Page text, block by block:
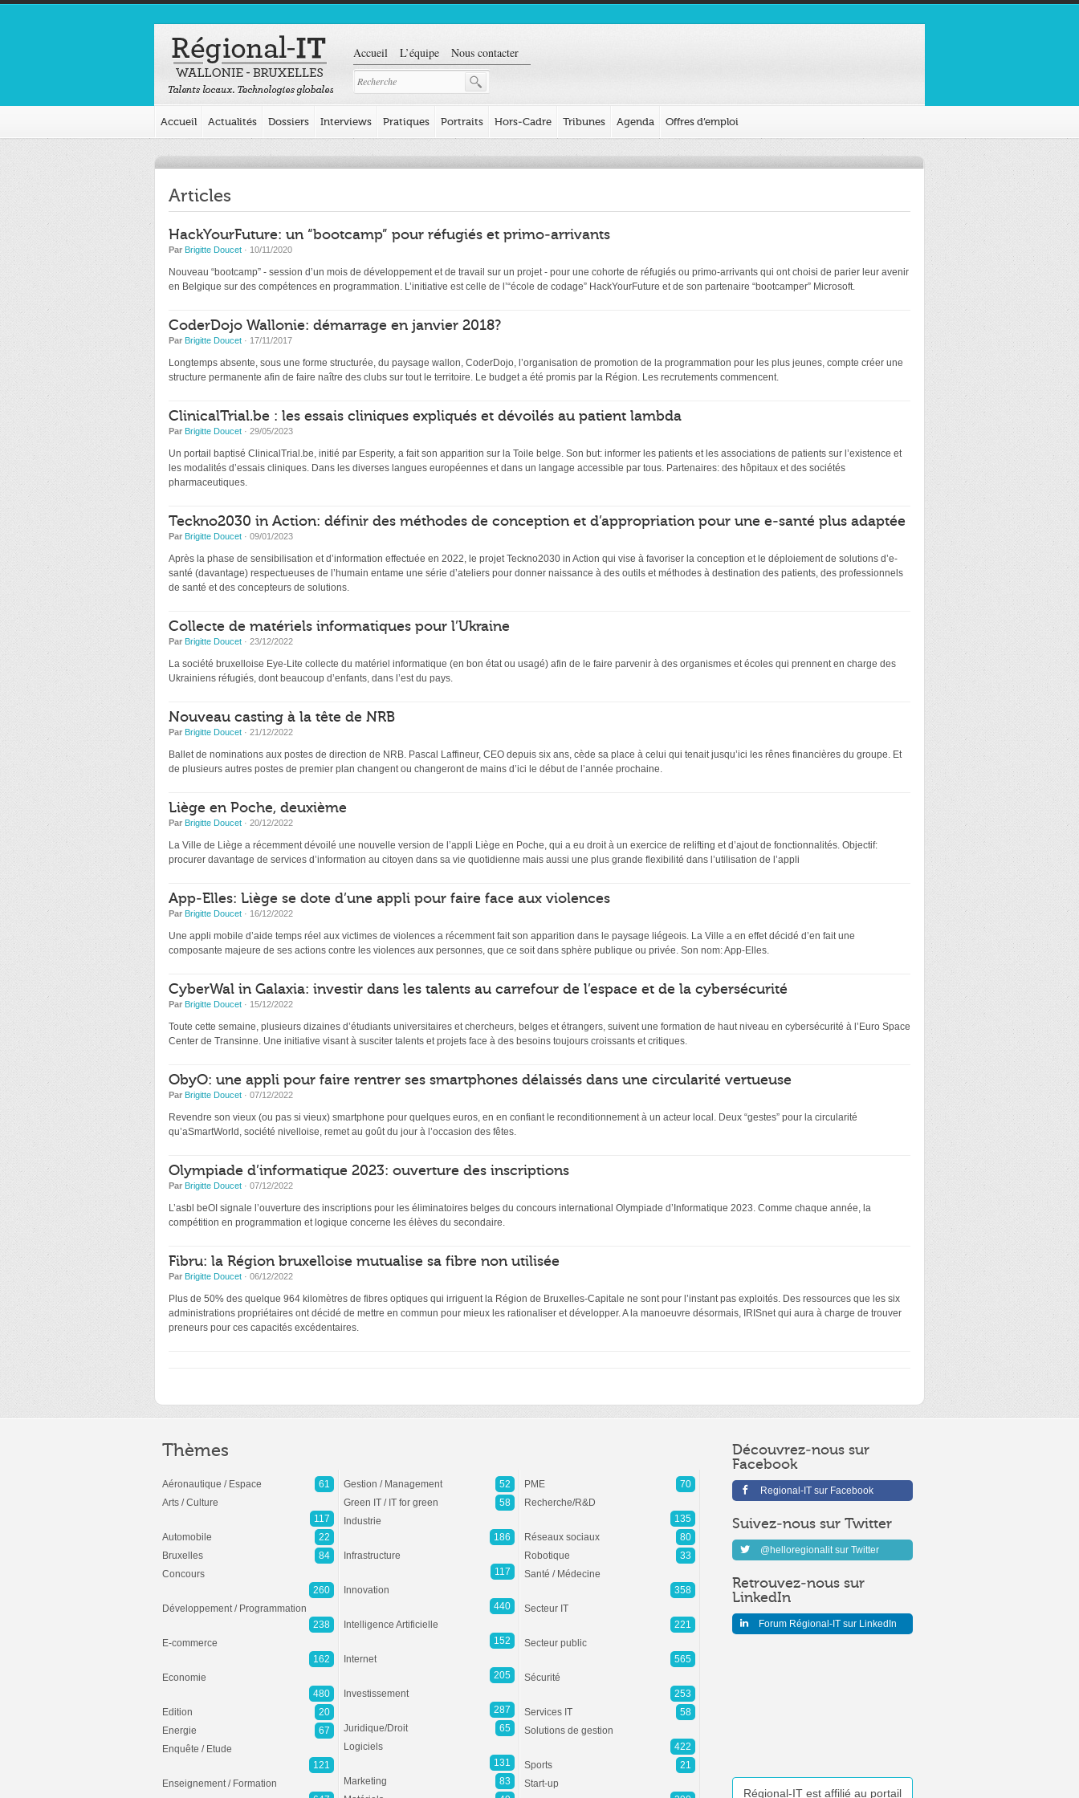
Accueil L’équipe Nous contacter
Accueil Actualités Dossiers Interviews Pratiques Portraits Hors-Cadre Tribunes Agenda Offres d’emploi
Articles
HackYourFuture: un “bootcamp” pour réfugiés et primo-arrivants
Par Brigitte Doucet · 10/11/2020
Nouveau “bootcamp” - session d’un mois de développement et de travail sur un projet - pour une cohorte de réfugiés ou primo-arrivants qui ont choisi de parier leur avenir
en Belgique sur des compétences en programmation. L’initiative est celle de l’“école de codage” HackYourFuture et de son partenaire “bootcamper” Microsoft.
CoderDojo Wallonie: démarrage en janvier 2018?
Par Brigitte Doucet · 17/11/2017
Longtemps absente, sous une forme structurée, du paysage wallon, CoderDojo, l’organisation de promotion de la programmation pour les plus jeunes, compte créer une
structure permanente afin de faire naître des clubs sur tout le territoire. Le budget a été promis par la Région. Les recrutements commencent.
ClinicalTrial.be : les essais cliniques expliqués et dévoilés au patient lambda
Par Brigitte Doucet · 29/05/2023
Un portail baptisé ClinicalTrial.be, initié par Esperity, a fait son apparition sur la Toile belge. Son but: informer les patients et les associations de patients sur l’existence et
les modalités d’essais cliniques. Dans les diverses langues européennes et dans un langage accessible par tous. Partenaires: des hôpitaux et des sociétés
pharmaceutiques.
Teckno2030 in Action: définir des méthodes de conception et d’appropriation pour une e-santé plus adaptée
Par Brigitte Doucet · 09/01/2023
Après la phase de sensibilisation et d’information effectuée en 2022, le projet Teckno2030 in Action qui vise à favoriser la conception et le déploiement de solutions d’e-
santé (davantage) respectueuses de l’humain entame une série d’ateliers pour donner naissance à des outils et méthodes à destination des patients, des professionnels
de santé et des concepteurs de solutions.
Collecte de matériels informatiques pour l’Ukraine
Par Brigitte Doucet · 23/12/2022
La société bruxelloise Eye-Lite collecte du matériel informatique (en bon état ou usagé) afin de le faire parvenir à des organismes et écoles qui prennent en charge des
Ukrainiens réfugiés, dont beaucoup d’enfants, dans l’est du pays.
Nouveau casting à la tête de NRB
Par Brigitte Doucet · 21/12/2022
Ballet de nominations aux postes de direction de NRB. Pascal Laffineur, CEO depuis six ans, cède sa place à celui qui tenait jusqu’ici les rênes financières du groupe. Et
de plusieurs autres postes de premier plan changent ou changeront de mains d’ici le début de l’année prochaine.
Liège en Poche, deuxième
Par Brigitte Doucet · 20/12/2022
La Ville de Liège a récemment dévoilé une nouvelle version de l’appli Liège en Poche, qui a eu droit à un exercice de relifting et d’ajout de fonctionnalités. Objectif:
procurer davantage de services d’information au citoyen dans sa vie quotidienne mais aussi une plus grande flexibilité dans l’utilisation de l’appli
App-Elles: Liège se dote d’une appli pour faire face aux violences
Par Brigitte Doucet · 16/12/2022
Une appli mobile d’aide temps réel aux victimes de violences a récemment fait son apparition dans le paysage liégeois. La Ville a en effet décidé d’en fait une
composante majeure de ses actions contre les violences aux personnes, que ce soit dans sphère publique ou privée. Son nom: App-Elles.
CyberWal in Galaxia: investir dans les talents au carrefour de l’espace et de la cybersécurité
Par Brigitte Doucet · 15/12/2022
Toute cette semaine, plusieurs dizaines d’étudiants universitaires et chercheurs, belges et étrangers, suivent une formation de haut niveau en cybersécurité à l’Euro Space
Center de Transinne. Une initiative visant à susciter talents et projets face à des besoins toujours croissants et critiques.
ObyO: une appli pour faire rentrer ses smartphones délaissés dans une circularité vertueuse
Par Brigitte Doucet · 07/12/2022
Revendre son vieux (ou pas si vieux) smartphone pour quelques euros, en en confiant le reconditionnement à un acteur local. Deux “gestes” pour la circularité
qu’aSmartWorld, société nivelloise, remet au goût du jour à l’occasion des fêtes.
Olympiade d’informatique 2023: ouverture des inscriptions
Par Brigitte Doucet · 07/12/2022
L’asbl beOI signale l’ouverture des inscriptions pour les éliminatoires belges du concours international Olympiade d’Informatique 2023. Comme chaque année, la
compétition en programmation et logique concerne les élèves du secondaire.
Fibru: la Région bruxelloise mutualise sa fibre non utilisée
Par Brigitte Doucet · 06/12/2022
Plus de 50% des quelque 964 kilomètres de fibres optiques qui irriguent la Région de Bruxelles-Capitale ne sont pour l’instant pas exploités. Des ressources que les six
administrations propriétaires ont décidé de mettre en commun pour mieux les rationaliser et développer. A la manoeuvre désormais, IRISnet qui aura à charge de trouver
preneurs pour ces capacités excédentaires.
Découvrez-nous sur
Facebook
Regional-IT sur Facebook
Suivez-nous sur Twitter
@helloregionalit sur Twitter
Retrouvez-nous sur
LinkedIn
Forum Régional-IT sur LinkedIn
Régional-IT est affilié au portail
Thèmes
Aéronautique / Espace
61
Arts / Culture
117
Automobile
22
Bruxelles
84
Concours
260
Développement / Programmation
238
E-commerce
162
Economie
480
Edition
20
Energie
67
Enquête / Etude
121
Enseignement / Formation
Gestion / Management
52
Green IT / IT for green
58
Industrie
186
Infrastructure
117
Innovation
440
Intelligence Artificielle
152
Internet
205
Investissement
287
Juridique/Droit
65
Logiciels
131
Marketing
83
PME
70
Recherche/R&D
135
Réseaux sociaux
80
Robotique
33
Santé / Médecine
358
Secteur IT
221
Secteur public
565
Sécurité
253
Services IT
58
Solutions de gestion
422
Sports
21
Start-up